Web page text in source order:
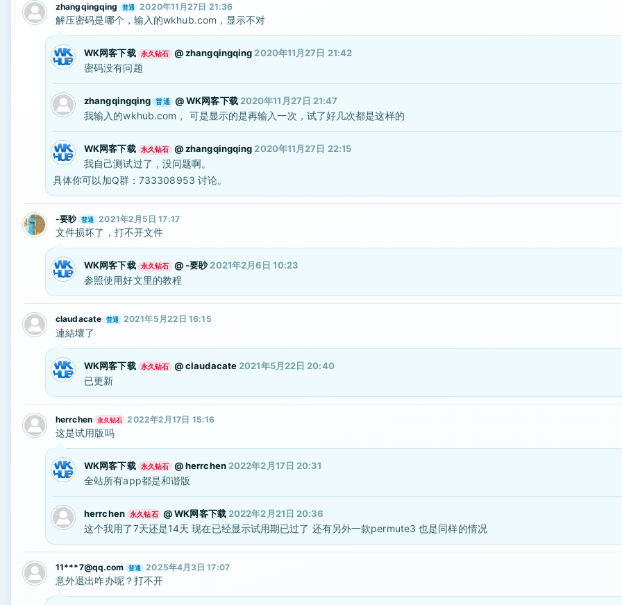
zhangqingqing 普通 2020年11月27日 21:36
解压密码是哪个，输入的wkhub.com，显示不对
WK网客下载 永久钻石 @zhangqingqing 2020年11月27日 21:42
密码没有问题
zhangqingqing 普通 @WK网客下载 2020年11月27日 21:47
我输入的wkhub.com， 可是显示的是再输入一次，试了好几次都是这样的
WK网客下载 永久钻石 @zhangqingqing 2020年11月27日 22:15
我自己测试过了，没问题啊。
具体你可以加Q群：733308953 讨论。
-要眇 普通 2021年2月5日 17:17
文件损坏了，打不开文件
WK网客下载 永久钻石 @-要眇2021年2月6日 10:23
参照使用好文里的教程
claudacate 普通 2021年5月22日 16:15
連結壞了
WK网客下载 永久钻石 @claudacate 2021年5月22日 20:40
已更新
herrchen 永久钻石 2022年2月17日 15:16
这是试用版吗
WK网客下载 永久钻石 @herrchen 2022年2月17日 20:31
全站所有app都是和谐版
herrchen 永久钻石 @WK网客下载 2022年2月21日 20:36
这个我用了7天还是14天 现在已经显示试用期已过了 还有另外一款permute3 也是同样的情况
11***7@qq.com 普通 2025年4月3日 17:07
意外退出咋办呢？打不开